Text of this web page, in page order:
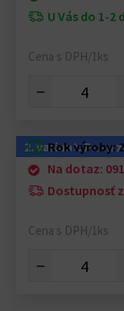
U Vás do 1-2
Cena s DPH/1ks
−
2. variant: Pneu
Rok výroby:
Na dotaz:
Dostupnosť
Cena s DPH/1ks
−